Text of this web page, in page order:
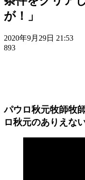
が！」
2020年9月29日 21:53
893
パウロ秋元牧師牧
ロ秋元のありえな